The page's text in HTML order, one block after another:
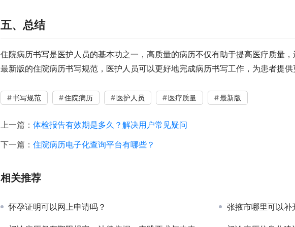
五、总结
住院病历书写是医护人员的基本功之一，高质量的病历不仅有助于提高医疗质量
最新版的住院病历书写规范，医护人员可以更好地完成病历书写工作，为患者提供
书写规范 住院病历 医护人员 医疗质量 最新版
上一篇： 体检报告有效期是多久？解决用户常见疑问
下一篇： 住院病历电子化查询平台有哪些？
相关推荐
怀孕证明可以网上申请吗？ 张掖市哪里可以补